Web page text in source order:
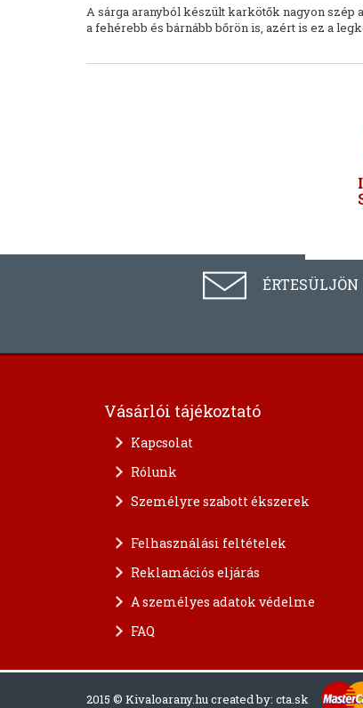
A sárga aranyból készült karkötők nagyon szép
a fehérebb és bárnább bőrön is, azért is ez a
Vásárlói tájékoztató
Kapcsolat
Rólunk
Személyre szabott ékszerek
Felhasználási feltételek
Reklamációs eljárás
A személyes adatok védelme
FAQ
2015 © Kivaloarany.hu created by: cta.sk